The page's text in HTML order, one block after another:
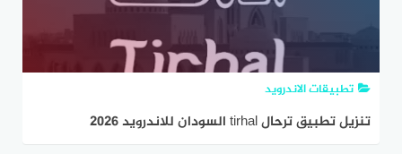
تطبيقات الاندرويد
تنزيل تطبيق ترحال tirhal السودان للاندرويد 2026